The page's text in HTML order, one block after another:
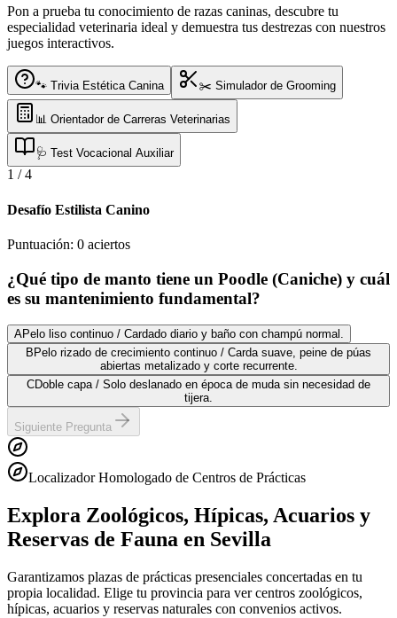
Pon a prueba tu conocimiento de razas caninas, descubre tu
especialidad veterinaria ideal y demuestra tus destrezas con nuestros
juegos interactivos.
🐾 Trivia Estética Canina ✂️ Simulador de Grooming
📊 Orientador de Carreras Veterinarias
🩺 Test Vocacional Auxiliar
1 /4
Desafío Estilista Canino
Puntuación: 0 aciertos
¿Qué tipo de manto tiene un Poodle (Caniche) y cuál
es su mantenimiento fundamental?
APelo liso continuo / Cardado diario y baño con champú normal.
B Pelo rizado de crecimiento continuo / Carda suave, peine de púas
abiertas metalizado y corte recurrente.
CDoble capa / Solo deslanado en época de muda sin necesidad de
tijera.
Siguiente Pregunta
Localizador Homologado de Centros de Prácticas
Explora Zoológicos, Hípicas, Acuarios y
Reservas de Fauna en Sevilla
Garantizamos plazas de prácticas presenciales concertadas en tu
propia localidad. Elige tu provincia para ver centros zoológicos,
hípicas, acuarios y reservas naturales con convenios activos.